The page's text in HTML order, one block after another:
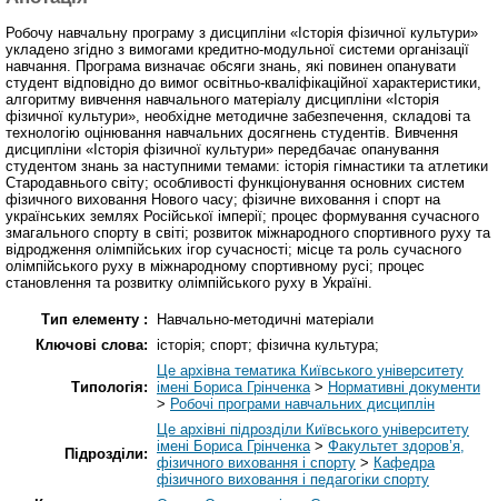
Робочу навчальну програму з дисципліни «Історія фізичної культури»
укладено згідно з вимогами кредитно-модульної системи організації
навчання. Програма визначає обсяги знань, які повинен опанувати
студент відповідно до вимог освітньо-кваліфікаційної характеристики,
алгоритму вивчення навчального матеріалу дисципліни «Історія
фізичної культури», необхідне методичне забезпечення, складові та
технологію оцінювання навчальних досягнень студентів. Вивчення
дисципліни «Історія фізичної культури» передбачає опанування
студентом знань за наступними темами: історія гімнастики та атлетики
Стародавнього світу; особливості функціонування основних систем
фізичного виховання Нового часу; фізичне виховання і спорт на
українських землях Російської імперії; процес формування сучасного
змагального спорту в світі; розвиток міжнародного спортивного руху та
відродження олімпійських ігор сучасності; місце та роль сучасного
олімпійського руху в міжнародному спортивному русі; процес
становлення та розвитку олімпійського руху в Україні.
Тип елементу :
Навчально-методичні матеріали
Ключові слова: історія; спорт; фізична культура;
Типологія:
Це архівна тематика Київського університету
імені Бориса Грінченка> Нормативні документи
> Робочі програми навчальних дисциплін
Підрозділи:
Це архівні підрозділи Київського університету
імені Бориса Грінченка> Факультет здоров’я,
фізичного виховання і спорту > Кафедра
фізичного виховання і педагогіки спорту